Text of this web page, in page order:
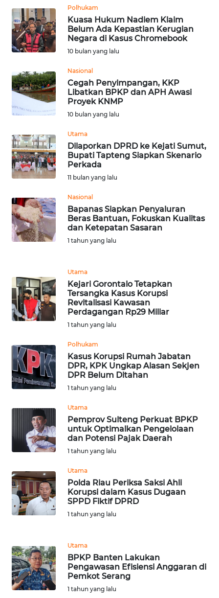
Polhukam
Kuasa Hukum Nadiem Klaim
Belum Ada Kepastian Kerugian
Negara di Kasus Chromebook
10 bulan yang lalu
Nasional
Cegah Penyimpangan, KKP
Libatkan BPKP dan APH Awasi
Proyek KNMP
10 bulan yang lalu
Utama
Dilaporkan DPRD ke Kejati Sumut,
Bupati Tapteng Siapkan Skenario
Perkada
11 bulan yang lalu
Nasional
Bapanas Siapkan Penyaluran
Beras Bantuan, Fokuskan Kualitas
dan Ketepatan Sasaran
1 tahun yang lalu
Utama
Kejari Gorontalo Tetapkan
Tersangka Kasus Korupsi
Revitalisasi Kawasan
Perdagangan Rp29 Miliar
1 tahun yang lalu
Polhukam
Kasus Korupsi Rumah Jabatan
DPR, KPK Ungkap Alasan Sekjen
DPR Belum Ditahan
1 tahun yang lalu
Utama
Pemprov Sulteng Perkuat BPKP
untuk Optimalkan Pengelolaan
dan Potensi Pajak Daerah
1 tahun yang lalu
Utama
Polda Riau Periksa Saksi Ahli
Korupsi dalam Kasus Dugaan
SPPD Fiktif DPRD
1 tahun yang lalu
Utama
BPKP Banten Lakukan
Pengawasan Efisiensi Anggaran di
Pemkot Serang
1 tahun yang lalu
WN
KALTARA
WN
WN
KALTIM
SULSEL
WN
GORONTALO
WN
SULUT
WN
MALUT
WN
DAIRI
WN
DANAU
TOBA
WN
WN
LANGKAT
TAPANULI
SELATAN
WN
WN
KARO
WN